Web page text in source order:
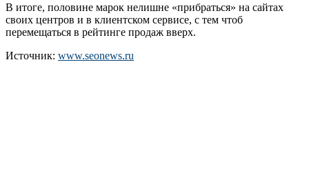
В итоге, половине марок нелишне «прибраться» на сайтах
своих центров и в клиентском сервисе, с тем чтоб
перемещаться в рейтинге продаж вверх.
Источник: www.seonews.ru